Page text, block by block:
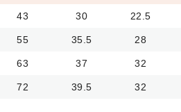
43 30 22.5
55 35.5 28
63 37 32
72 39.5 32